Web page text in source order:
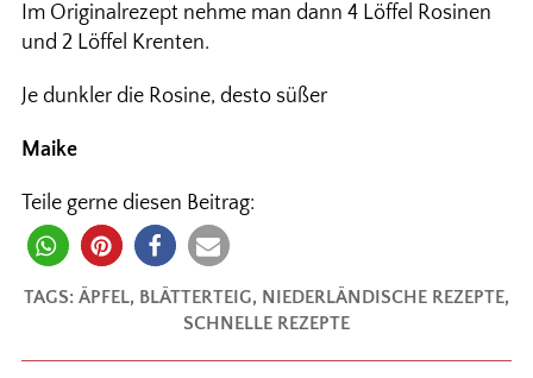
Im Originalrezept nehme man dann 4 Löffel Rosinen
und 2 Löffel Krenten.
Je dunkler die Rosine, desto süßer
Maike
Teile gerne diesen Beitrag:
TAGS: ÄPFEL, BLÄTTERTEIG, NIEDERLÄNDISCHE REZEPTE,
SCHNELLE REZEPTE